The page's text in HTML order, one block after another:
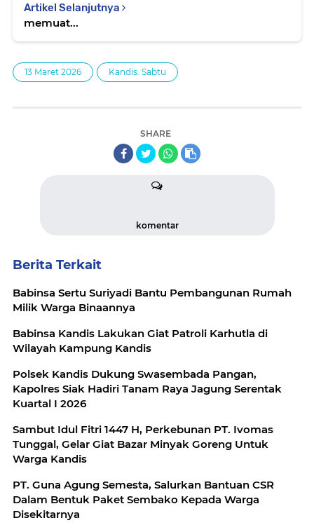
Artikel Selanjutnya
memuat...
13 Maret 2026 Kandis. Sabtu
SHARE
komentar
Berita Terkait
Babinsa Sertu Suriyadi Bantu Pembangunan Rumah
Milik Warga Binaannya
Babinsa Kandis Lakukan Giat Patroli Karhutla di
Wilayah Kampung Kandis
Polsek Kandis Dukung Swasembada Pangan,
Kapolres Siak Hadiri Tanam Raya Jagung Serentak
Kuartal I 2026
Sambut Idul Fitri 1447 H, Perkebunan PT. Ivomas
Tunggal, Gelar Giat Bazar Minyak Goreng Untuk
Warga Kandis
PT. Guna Agung Semesta, Salurkan Bantuan CSR
Dalam Bentuk Paket Sembako Kepada Warga
Disekitarnya